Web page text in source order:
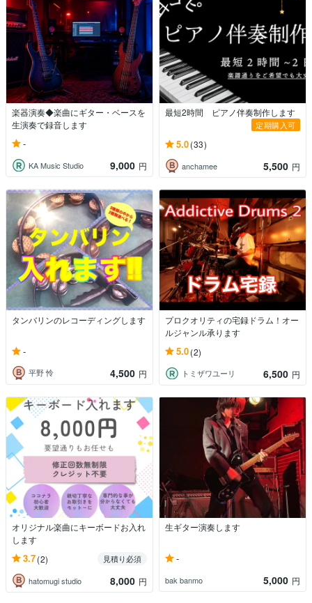
楽器演奏◆楽曲にギター・ベースを
生演奏で録音します
-
KA Music Studio 9,000 円
最短2時間 ピアノ伴奏制作します
定期購入可
5.0(33)
anchamee 5,500 円
タンバリンのレコーディングします
-
平野 怜 4,500 円
プロクオリティの宅録ドラム！オー
ルジャンル承ります
5.0(2)
トミザワユーリ 6,500 円
オリジナル楽曲にキーボードお入れ
します
3.7(2)
見積り必須
hatomugi studio
8,000 円
生ギター演奏します
-
bak banmo 5,000 円